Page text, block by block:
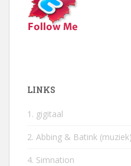
LINKS
1. gigitaal
2. Abbing & Batink (muziek)
4. Simnation